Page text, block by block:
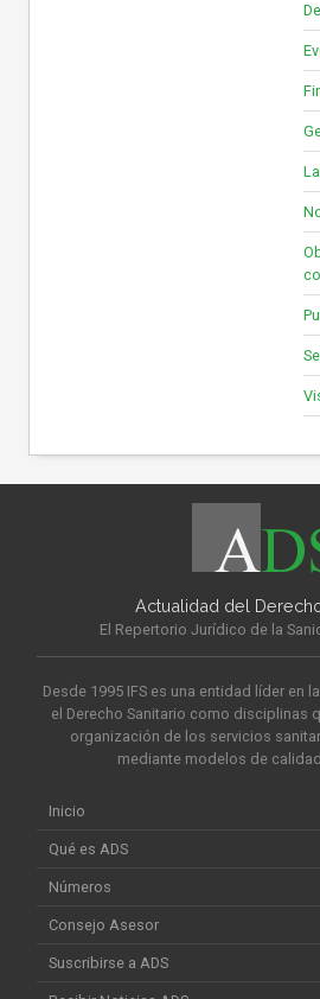
Actualidad del
El Repertorio Jurídico de la
Desde 1995 IFS es una entidad líder en
el Derecho Sanitario como disciplinas
organización de los servicios
mediante modelos de
Inicio
Qué es ADS
Números
Consejo Asesor
Suscribirse a ADS